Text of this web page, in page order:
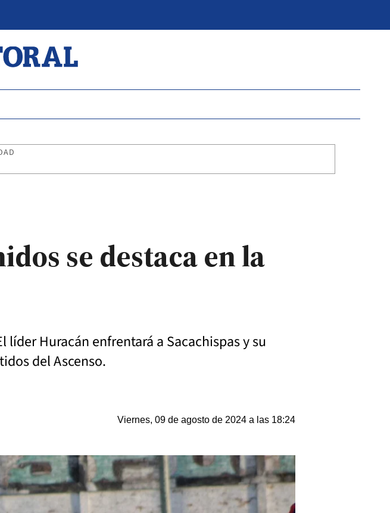
se destaca en la
líder Huracán enfrentará a Sacachispas y su
del Ascenso.
Viernes, 09 de agosto de 2024 a las 18:24